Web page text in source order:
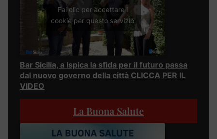
Fai clic per accettare i
cookie per questo servizio
Bar Sicilia, a Ispica la sfida per il futuro passa
dal nuovo governo della città CLICCA PER IL
VIDEO
La Buona Salute